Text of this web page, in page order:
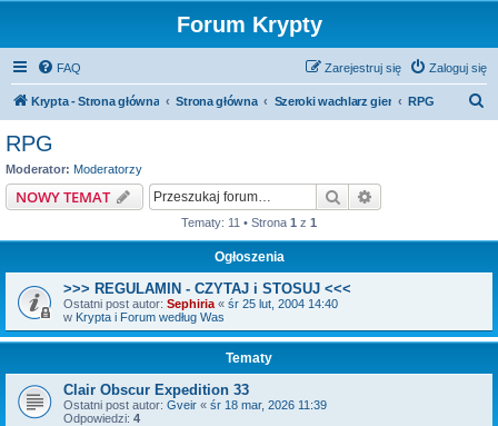
Forum Krypty
FAQ Zaloguj się
Zarejestruj się
Krypta - Strona główna Strona główna Szeroki wachlarz gier RPG
RPG
Moderator: Moderatorzy
NOWY TEMAT Szukaj
Tematy: 11 • Strona 1 z 1
Ogłoszenia
>>> REGULAMIN - CZYTAJ i STOSUJ <<<
Ostatni post autor: Sephiria « śr 25 lut, 2004 14:40
w Krypta i Forum według Was
Tematy
Clair Obscur Expedition 33
Ostatni post autor: Gveir « śr 18 mar, 2026 11:39
Odpowiedzi: 4